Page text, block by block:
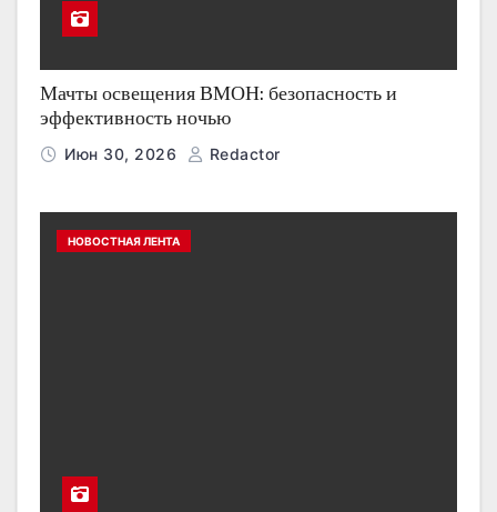
Мачты освещения ВМОН: безопасность и
эффективность ночью
Июн 30, 2026 Redactor
НОВОСТНАЯ ЛЕНТА